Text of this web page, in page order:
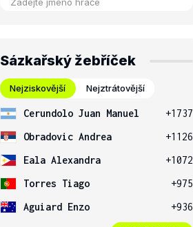
Sázkařský žebříček
Nejziskovější Nejztrátovější
Cerundolo Juan Manuel
+1737
Obradovic Andrea
+1126
Eala Alexandra
+1072
Torres Tiago
+975
Aguiard Enzo
+936